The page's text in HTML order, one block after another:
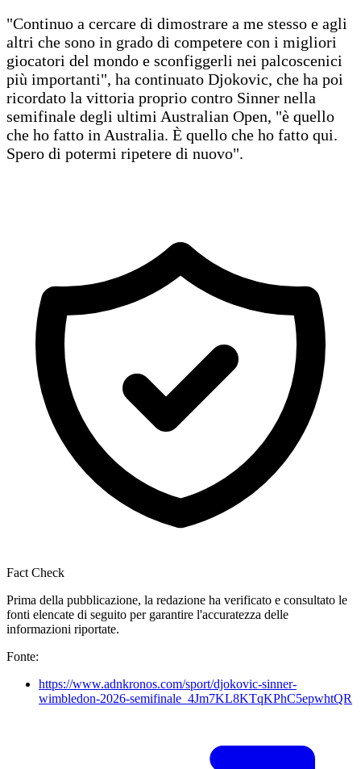
"Continuo a cercare di dimostrare a me stesso e agli
altri che sono in grado di competere con i migliori
giocatori del mondo e sconfiggerli nei palcoscenici
più importanti", ha continuato Djokovic, che ha poi
ricordato la vittoria proprio contro Sinner nella
semifinale degli ultimi Australian Open, "è quello
che ho fatto in Australia. È quello che ho fatto qui.
Spero di potermi ripetere di nuovo".
Fact Check
Prima della pubblicazione, la redazione ha verificato e consultato le
fonti elencate di seguito per garantire l'accuratezza delle
informazioni riportate.
Fonte:
https://www.adnkronos.com/sport/djokovic-sinner-
wimbledon-2026-semifinale_4Jm7KL8KTqKPhC5epwhtQR